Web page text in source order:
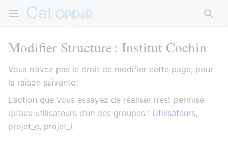
Modifier Structure : Institut Cochin
Vous n’avez pas le droit de modifier cette page, pour
la raison suivante :
L’action que vous essayez de réaliser n’est permise
qu’aux utilisateurs d’un des groupes : Utilisateurs,
projet_e, projet_i.